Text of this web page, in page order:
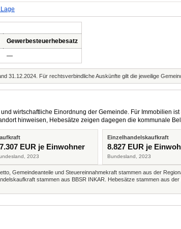
Gewerbesteuerhebesatz
—
31.12.2024. Für rechtsverbindliche Auskünfte gilt die jeweilige
wirtschaftliche Einordnung der Gemeinde. Für Immobilien
hinweisen, Hebesätze zeigen dagegen die kommunale
EUR je Einwohner
2023
Einzelhandelskaufkraft
8.827 EUR je
Bundesland, 2023
Gemeindeanteile und Steuereinnahmekraft stammen aus der
stammen aus BBSR INKAR. Hebesätze stammen aus